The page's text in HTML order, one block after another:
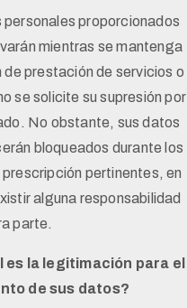
personales proporcionados
mientras se mantenga
de prestación de servicios o
se solicite su supresión por
No obstante, sus datos
bloqueados durante los
pertinentes, en
alguna responsabilidad
parte.
es la legitimación para el
de sus datos?